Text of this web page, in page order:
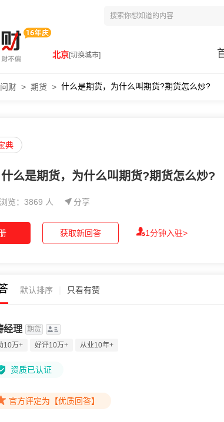
北京[切换城市]
财 > 期货 > 什么是期货，为什么叫期货?期货怎么炒?
典
什么是期货，为什么叫期货?期货怎么炒?
浏览：3869 人 分享
1分钟入驻>
获取新回答
默认排序 只看有赞
经理 期货
10万+
好评10万+ 从业10年+
资质已认证
官方评定为【优质回答】